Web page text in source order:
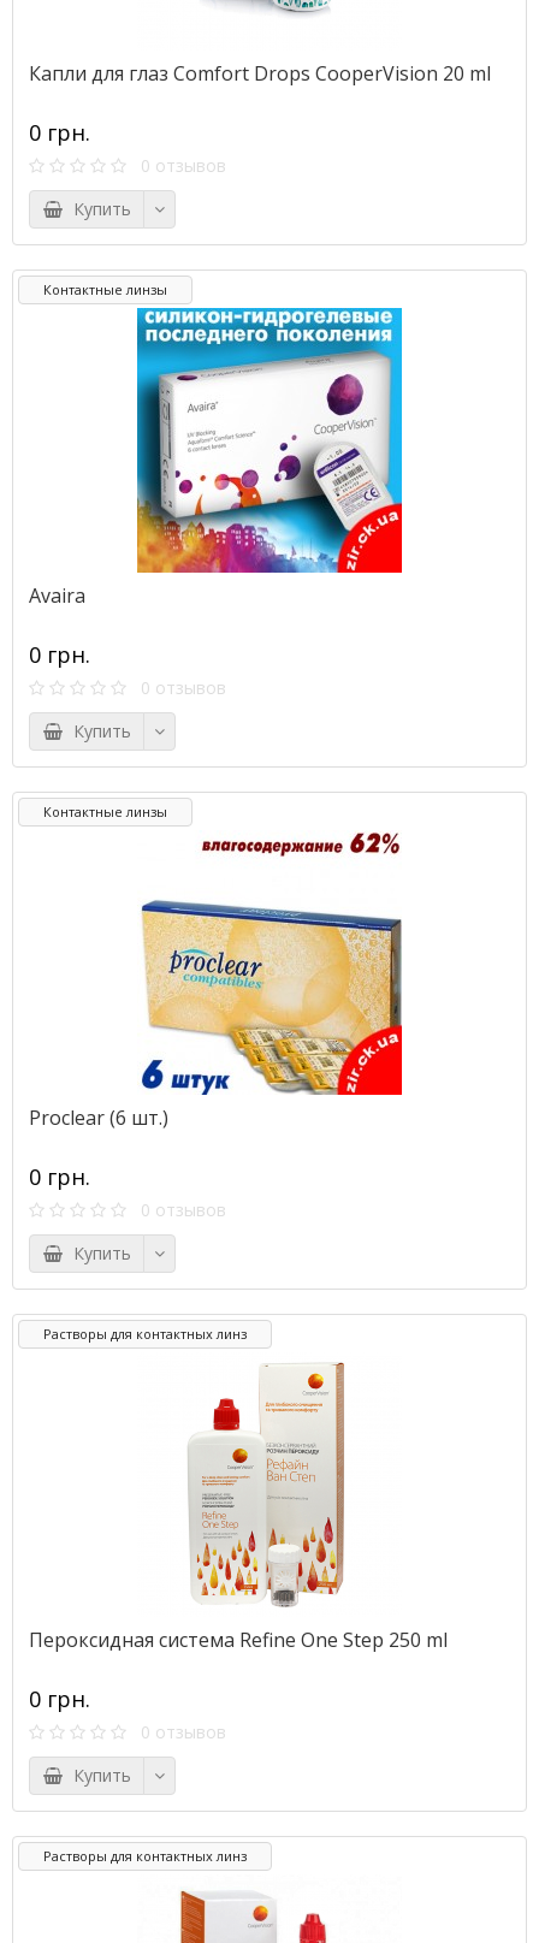
Капли для глаз Comfort Drops CooperVision 20 ml
0 грн.
0 отзывов
Купить
Контактные линзы
Avaira
0 грн.
0 отзывов
Купить
Контактные линзы
Proclear (6 шт.)
0 грн.
0 отзывов
Купить
Растворы для контактных линз
Пероксидная система Refine One Step 250 ml
0 грн.
0 отзывов
Купить
Растворы для контактных линз